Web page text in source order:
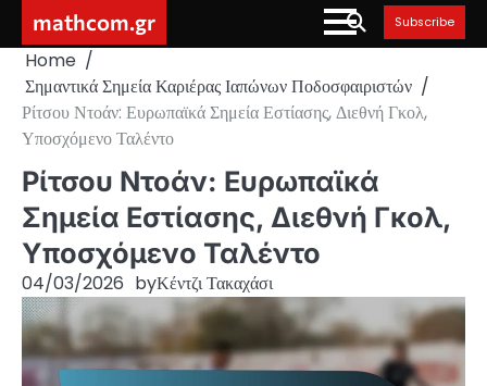
content
mathcom.gr Subscribe
Home
Σημαντικά Σημεία Καριέρας Ιαπώνων Ποδοσφαιριστών
Ρίτσου Ντοάν: Ευρωπαϊκά Σημεία Εστίασης, Διεθνή Γκολ,
Υποσχόμενο Ταλέντο
Ρίτσου Ντοάν: Ευρωπαϊκά
Σημεία Εστίασης, Διεθνή Γκολ,
Υποσχόμενο Ταλέντο
04/03/2026 byΚέντζι Τακαχάσι